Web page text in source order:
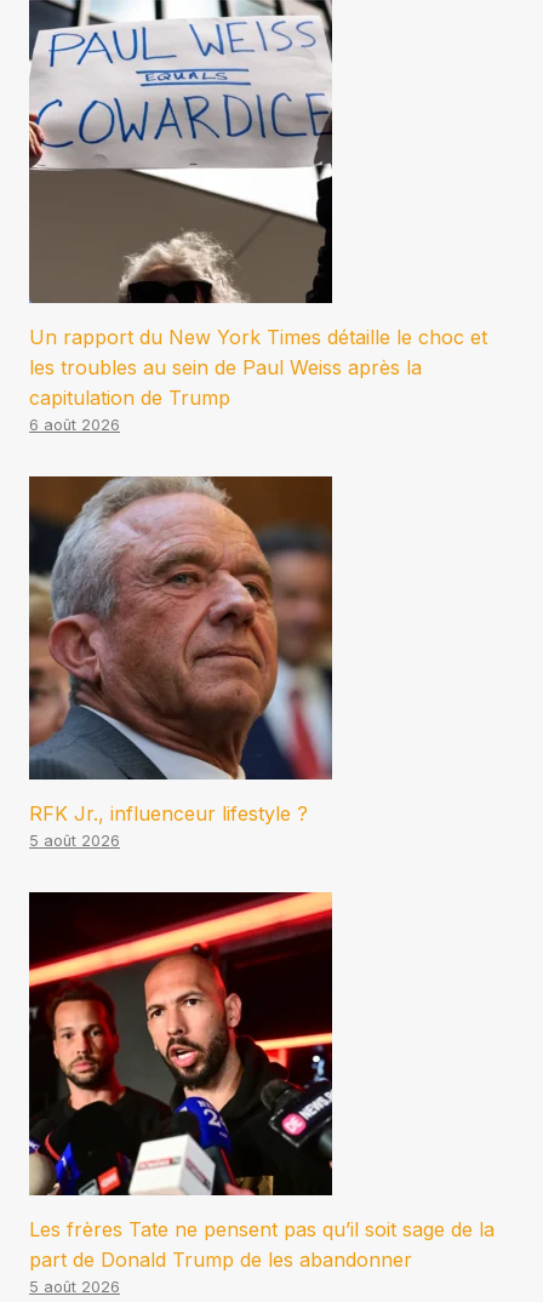
Un rapport du New York Times détaille le choc et
les troubles au sein de Paul Weiss après la
capitulation de Trump
6 août 2026
RFK Jr., influenceur lifestyle ?
5 août 2026
Les frères Tate ne pensent pas qu’il soit sage de la
part de Donald Trump de les abandonner
5 août 2026